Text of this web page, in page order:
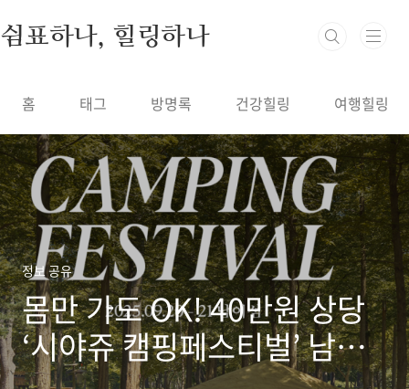
쉼표하나, 힐링하나
홈 태그 방명록 건강힐링 여행힐링
정보 공유
몸만 가도 OK! 40만원 상당
‘시야쥬 캠핑페스티벌’ 남이